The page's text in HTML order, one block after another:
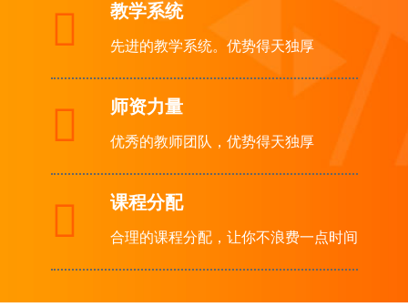
 教学系统
先进的教学系统。优势得天独厚
 师资力量
优秀的教师团队，优势得天独厚
 课程分配
合理的课程分配，让你不浪费一点时间